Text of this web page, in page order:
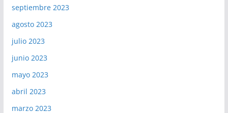
septiembre 2023
agosto 2023
julio 2023
junio 2023
mayo 2023
abril 2023
marzo 2023